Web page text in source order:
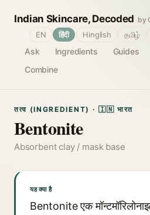
Indian Skincare, Decoded by
Ask Ingredients Guides
Combine
EN हिंदी Hinglish தமிழ்
तत्व (INGREDIENT) · 🇮🇳 भारत
Bentonite
Absorbent clay / mask base
यह क्या है
Bentonite एक